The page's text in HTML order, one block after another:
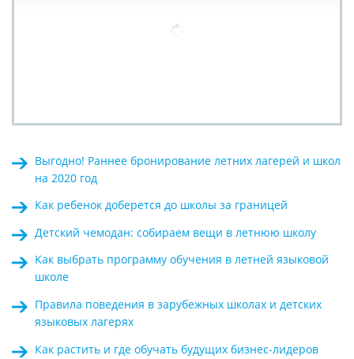
Выгодно! Раннее бронирование летних лагерей и школ
на 2020 год
Как ребенок доберется до школы за границей
Детский чемодан: собираем вещи в летнюю школу
Kак выбрать программу обучения в летней языковой
школе
Правила поведения в зарубежных школах и детских
языковых лагерях
Как растить и где обучать будущих бизнес-лидеров